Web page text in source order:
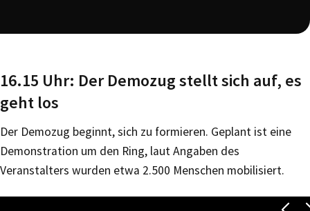
16.15 Uhr: Der Demozug stellt sich auf, es
geht los
Der Demozug beginnt, sich zu formieren. Geplant ist eine
Demonstration um den Ring, laut Angaben des
Veranstalters wurden etwa 2.500 Menschen mobilisiert.